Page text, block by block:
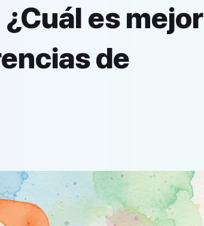
es mejor
de